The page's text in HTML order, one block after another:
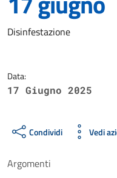
Dettagli della
Disinfestazione
Data:
17 Giugno 2025
Condividi Vedi
Argomenti